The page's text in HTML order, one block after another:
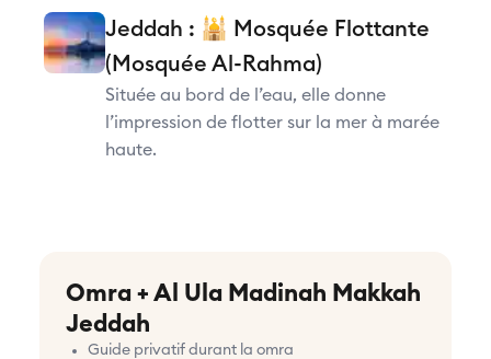
Jeddah : 🕌 Mosquée Flottante
(Mosquée Al-Rahma)
Située au bord de l’eau, elle donne
l’impression de flotter sur la mer à marée
haute.
Omra + Al Ula Madinah Makkah
Jeddah
Guide privatif durant la omra